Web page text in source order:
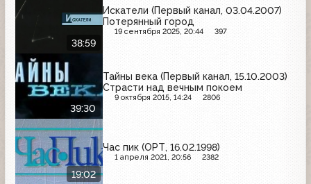
38:59
Искатели (Первый канал, 03.04.2007)
Потерянный город
19 сентября 2025, 20:44 397
39:30
Тайны века (Первый канал, 15.10.2003)
Страсти над вечным покоем
9 октября 2015, 14:24 2806
19:02
Час пик (ОРТ, 16.02.1998)
1 апреля 2021, 20:56 2382